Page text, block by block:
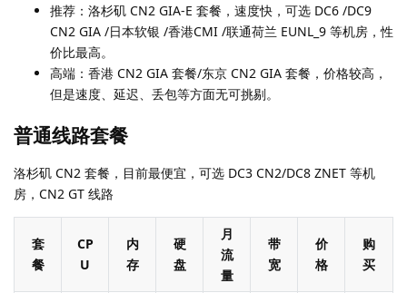
推荐：洛杉矶 CN2 GIA-E 套餐，速度快，可选 DC6 /DC9
CN2 GIA /日本软银 /香港CMI /联通荷兰 EUNL_9 等机房，性
价比最高。
高端：香港 CN2 GIA 套餐/东京 CN2 GIA 套餐，价格较高，
但是速度、延迟、丢包等方面无可挑剔。
普通线路套餐
洛杉矶 CN2 套餐，目前最便宜，可选 DC3 CN2/DC8 ZNET 等机
房，CN2 GT 线路
套
餐
CP
U
内
存
硬
盘
月
流
量
带
宽
价
格
购
买